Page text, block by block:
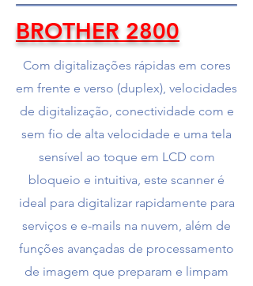
BROTHER 2800
Com digitalizações rápidas em cores
em frente e verso (duplex), velocidades
de digitalização, conectividade com e
sem fio de alta velocidade e uma tela
sensível ao toque em LCD com
bloqueio e intuitiva, este scanner é
ideal para digitalizar rapidamente para
serviços e e-mails na nuvem, além de
funções avançadas de processamento
de imagem que preparam e limpam